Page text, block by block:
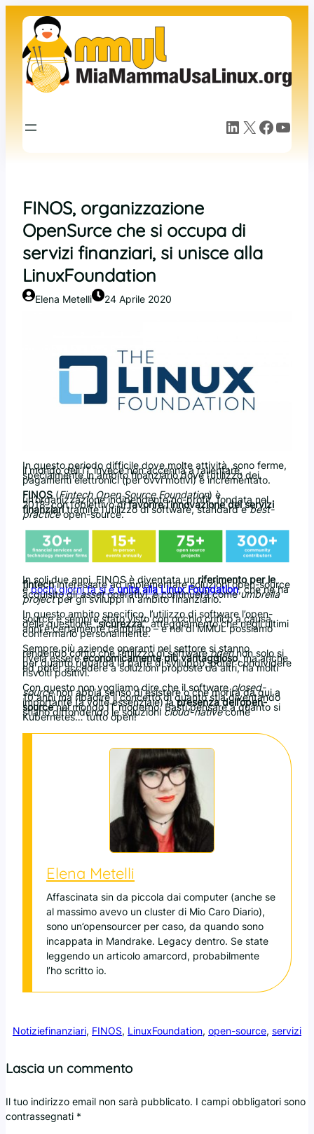
contenuto
LinkedIn X Facebook YouTube
FINOS, organizzazione
OpenSurce che si occupa di
servizi finanziari, si unisce alla
LinuxFoundation
Elena Metelli 24 Aprile 2020
In questo periodo difficile dove molte attività, sono ferme,
il mondo dell’IT invece non accenna a rallentare,
specialmente in ambito finanziario dove l’utilizzo dei
pagamenti elettronici (per ovvi motivi) è incrementato.
FINOS (Fintech Open Source Foundation) è
un’organizzazione indipendente no-profit, fondata nel
2018, con l’obiettivo difavorire l’innovazione dei servizi
finanziaritramite l’utilizzo di software, standard ebest-
practiceopen-source.
In soli due anni, FINOS è diventata un riferimento per le
fintechinteressate ad implementare soluzioni open-source
epochi giorni fa si èunita alla Linux Foundation, che ne ha
acquisito gliassetoperativi, e continuerà comeumbrella
projectper gli sviluppi in ambito finanziario.
In questo ambito specifico, l’utilizzo di software l’open-
source è sempre stato visto con occhio critico a causa
della questione “sicurezza“, atteggiamento che negli ultimi
anni è certamente cambiato – e noi di MMUL possiamo
confermarlo personalmente.
Sempre più aziende operanti nel settore si stanno
rendendo conto che l’utilizzo di softwareopennon solo si
rivela essereeconomicamente più vantaggioso, ma anche
per quanto riguarda la parte di sviluppo, poter condividere
ed poter accedere a soluzioni proposte da altri, ha molti
risvolti positivi.
Con questo non vogliamo dire che il softwareclosed-
sourcenon abbia senso di esistere o che morirà da qui a
10 anni ma ribadire il concetto di quanto stia diventando
importante (a volte essenziale) lapresenza dell’open-
sourcenel mondo IT moderno. Basti pensare a quanto si
stiano diffondendo le soluzioni cloud-nativecome
Kubernetes… tutto open!
Elena Metelli
Affascinata sin da piccola dai computer (anche se
al massimo avevo un cluster di Mio Caro Diario),
sono un’opensourcer per caso, da quando sono
incappata in Mandrake. Legacy dentro. Se state
leggendo un articolo amarcord, probabilmente
l’ho scritto io.
Notiziefinanziari, FINOS, LinuxFoundation, open-source, servizi
Lascia un commento
Il tuo indirizzo email non sarà pubblicato. I campi obbligatori sono
contrassegnati *